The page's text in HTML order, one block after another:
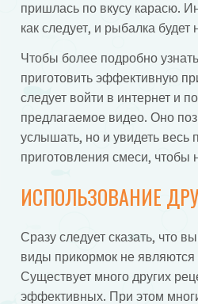
пришлась по вкусу карасю.
как следует, и рыбалка будет
Чтобы более подробно
приготовить эффективную
следует войти в интернет и
предлагаемое видео. Оно
услышать, но и увидеть весь
приготовления смеси, чтобы
ИСПОЛЬЗОВАНИЕ
Сразу следует сказать, что
виды прикормок не
Существует много других
эффективных. При этом